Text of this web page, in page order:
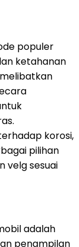
populer
ketahanan
korosi,
pilihan
velg sesuai
adalah
penampilan